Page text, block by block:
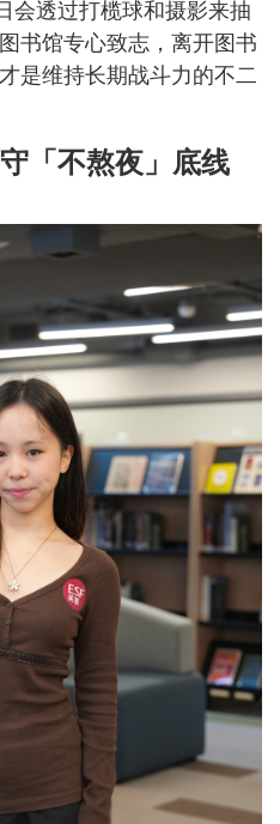
会透过打榄球和摄影来抽
书馆专心致志，离开图书
是维持长期战斗力的不二
「不熬夜」底线